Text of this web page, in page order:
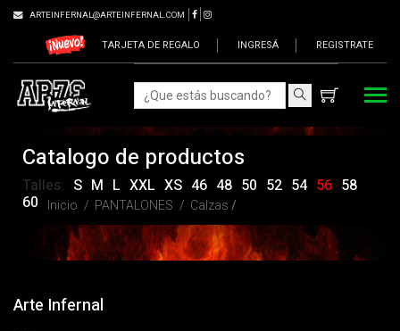
ARTEINFERNAL@ARTEINFERNAL.COM
TARJETA DE REGALO INGRESÁ REGISTRATE
Catalogo de productos
Talles: S M L XXL XS 46 48 50 52 54 56 58
60 Inicio PANTALONES Calzas /
Arte Infernal